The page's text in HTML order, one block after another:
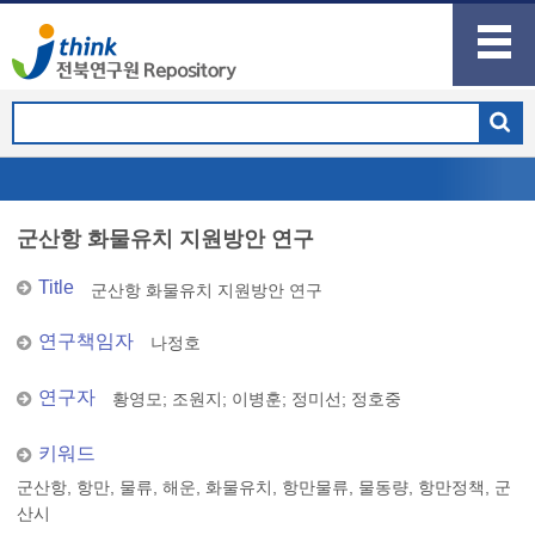
군산항 화물유치 지원방안 연구
Title 군산항 화물유치 지원방안 연구
연구책임자 나정호
연구자 황영모; 조원지; 이병훈; 정미선; 정호중
키워드
군산항, 항만, 물류, 해운, 화물유치, 항만물류, 물동량, 항만정책, 군
산시